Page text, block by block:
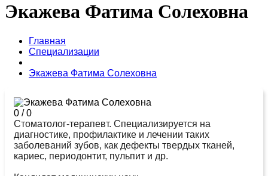
Экажева Фатима Солеховна
Главная
Специализации
Экажева Фатима Солеховна
0 /0
Стоматолог-терапевт. Специализируется на
диагностике, профилактике и лечении таких
заболеваний зубов, как дефекты твердых тканей,
кариес, периодонтит, пульпит и др.